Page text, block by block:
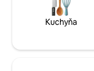
Kuchyňa